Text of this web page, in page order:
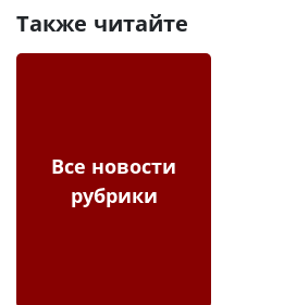
Также читайте
Все новости
рубрики